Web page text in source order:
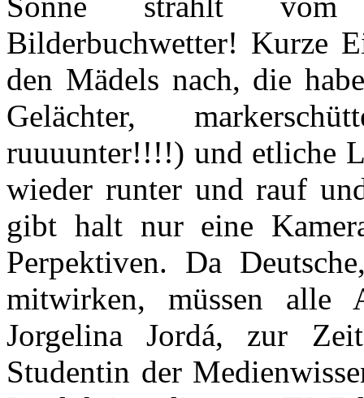
Bilderbuchwetter! Kurze
den Mädels nach, die
Gelächter,
ruuuunter!!!!) und etliche
wieder runter und rauf
gibt halt nur eine
Perpektiven. Da
mitwirken, müssen alle
Jorgelina Jordá, zur
Studentin der